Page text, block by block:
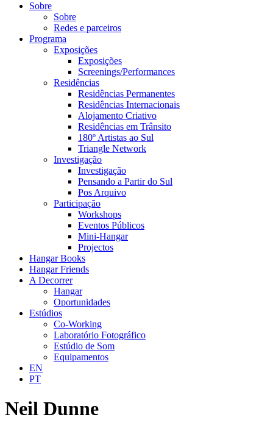
Sobre
Sobre
Redes e parceiros
Programa
Exposições
Exposições
Screenings/Performances
Residências
Residências Permanentes
Residências Internacionais
Alojamento Criativo
Residências em Trânsito
180º Artistas ao Sul
Triangle Network
Investigação
Investigação
Pensando a Partir do Sul
Pos Arquivo
Participação
Workshops
Eventos Públicos
Mini-Hangar
Projectos
Hangar Books
Hangar Friends
A Decorrer
Hangar
Oportunidades
Estúdios
Co-Working
Laboratório Fotográfico
Estúdio de Som
Equipamentos
EN
PT
Neil Dunne